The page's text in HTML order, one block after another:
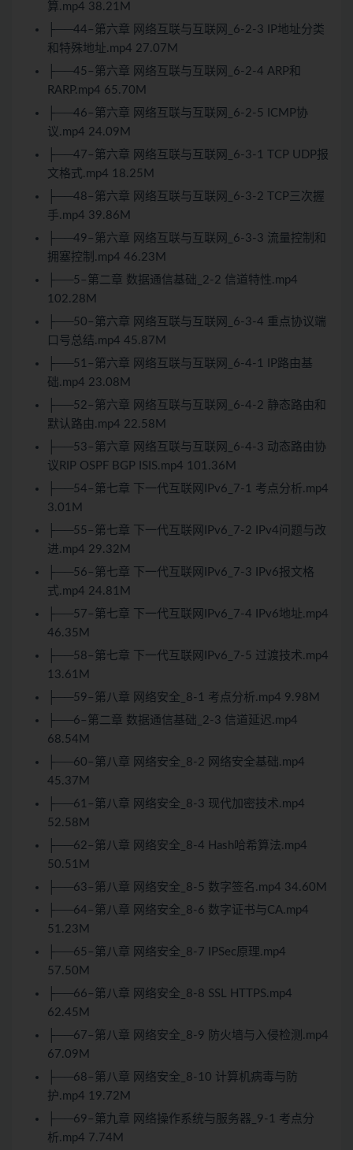
算.mp4 38.21M
├──44–第六章 网络互联与互联网_6-2-3 IP地址分类
和特殊地址.mp4 27.07M
├──45–第六章 网络互联与互联网_6-2-4 ARP和
RARP.mp4 65.70M
├──46–第六章 网络互联与互联网_6-2-5 ICMP协
议.mp4 24.09M
├──47–第六章 网络互联与互联网_6-3-1 TCP UDP报
文格式.mp4 18.25M
├──48–第六章 网络互联与互联网_6-3-2 TCP三次握
手.mp4 39.86M
├──49–第六章 网络互联与互联网_6-3-3 流量控制和
拥塞控制.mp4 46.23M
├──5–第二章 数据通信基础_2-2 信道特性.mp4
102.28M
├──50–第六章 网络互联与互联网_6-3-4 重点协议端
口号总结.mp4 45.87M
├──51–第六章 网络互联与互联网_6-4-1 IP路由基
础.mp4 23.08M
├──52–第六章 网络互联与互联网_6-4-2 静态路由和
默认路由.mp4 22.58M
├──53–第六章 网络互联与互联网_6-4-3 动态路由协
议RIP OSPF BGP ISIS.mp4 101.36M
├──54–第七章 下一代互联网IPv6_7-1 考点分析.mp4
3.01M
├──55–第七章 下一代互联网IPv6_7-2 IPv4问题与改
进.mp4 29.32M
├──56–第七章 下一代互联网IPv6_7-3 IPv6报文格
式.mp4 24.81M
├──57–第七章 下一代互联网IPv6_7-4 IPv6地址.mp4
46.35M
├──58–第七章 下一代互联网IPv6_7-5 过渡技术.mp4
13.61M
├──59–第八章 网络安全_8-1 考点分析.mp4 9.98M
├──6–第二章 数据通信基础_2-3 信道延迟.mp4
68.54M
├──60–第八章 网络安全_8-2 网络安全基础.mp4
45.37M
├──61–第八章 网络安全_8-3 现代加密技术.mp4
52.58M
├──62–第八章 网络安全_8-4 Hash哈希算法.mp4
50.51M
├──63–第八章 网络安全_8-5 数字签名.mp4 34.60M
├──64–第八章 网络安全_8-6 数字证书与CA.mp4
51.23M
├──65–第八章 网络安全_8-7 IPSec原理.mp4
57.50M
├──66–第八章 网络安全_8-8 SSL HTTPS.mp4
62.45M
├──67–第八章 网络安全_8-9 防火墙与入侵检测.mp4
67.09M
├──68–第八章 网络安全_8-10 计算机病毒与防
护.mp4 19.72M
├──69–第九章 网络操作系统与服务器_9-1 考点分
析.mp4 7.74M